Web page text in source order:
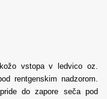
vstopa v ledvico oz.
rentgenskim nadzorom.
do zapore seča pod